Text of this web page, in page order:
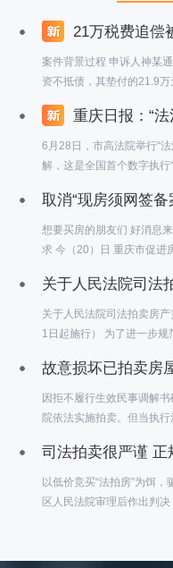
21万税费追偿被驳回！司法拍卖“税费垫付
案件背景过程 申诉人神某
资不抵债，其垫付的21.9
经最高人民法院审查，裁定维持原判。 争议焦点
税费不得从本次成交款受
主张税费优先受偿？ 税费
重庆日报：“法治•渝诉快执”上线
6月28日，市高法院举行“
解，这是全国首个数字执
办案人员可通过办案端在
查控等事务，实现移动办案
想要买房的朋友们 好消息来啦！ 为更好满足居民刚性 和改善性住房需
求 今（20）日 重庆市促进房地产市场 平稳健康发展领导小组办公室发
关于人民法院司法拍卖房产竞买人
1日起施行） 为了进一步规范人民法院司法拍卖房产行为，保护当事人
华人民共和国民事诉讼法
故意损坏已拍卖房
因拒不履行生效民事调解
院依法实施拍卖。但当执
力、威胁或者其他方法阻
关规定，大渡口法院决定
的合法权益。
司法拍卖很严谨 正
以低价竞买“法拍房”为饵
区人民法院审理后作出判